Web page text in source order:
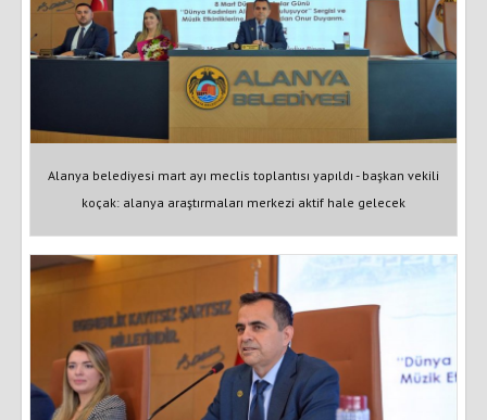
Alanya belediyesi mart ayı meclis toplantısı yapıldı - başkan vekili
koçak: alanya araştırmaları merkezi aktif hale gelecek